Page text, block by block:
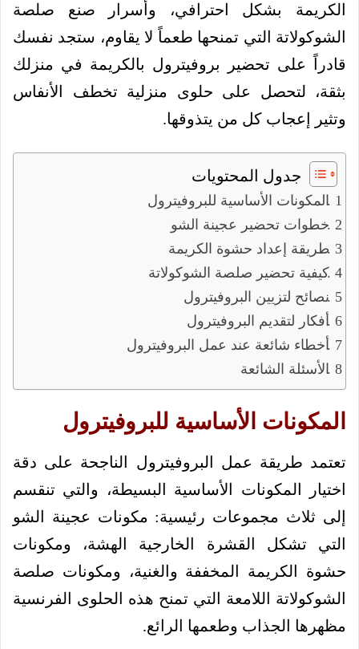
الكريمة بشكل احترافي، وأسرار صنع صلصة
الشوكولاتة التي تمنحها طعماً لا يقاوم، ستجد نفسك
قادراً على تحضير بروفيترول بالكريمة في منزلك
بثقة، لتحصل على حلوى منزلية تخطف الأنفاس
وتثير إعجاب كل من يتذوقها.
جدول المحتويات
المكونات الأساسية للبروفيترول
خطوات تحضير عجينة الشو
طريقة إعداد حشوة الكريمة
كيفية تحضير صلصة الشوكولاتة
نصائح لتزيين البروفيترول
أفكار لتقديم البروفيترول
أخطاء شائعة عند عمل البروفيترول
الأسئلة الشائعة
المكونات الأساسية للبروفيترول
تعتمد طريقة عمل البروفيترول الناجحة على دقة
اختيار المكونات الأساسية البسيطة، والتي تنقسم
إلى ثلاث مجموعات رئيسية: مكونات عجينة الشو
التي تشكل القشرة الخارجية الهشة، ومكونات
حشوة الكريمة المخففة والغنية، ومكونات صلصة
الشوكولاتة اللامعة التي تمنح هذه الحلوى الفرنسية
مظهرها الجذاب وطعمها الرائع.